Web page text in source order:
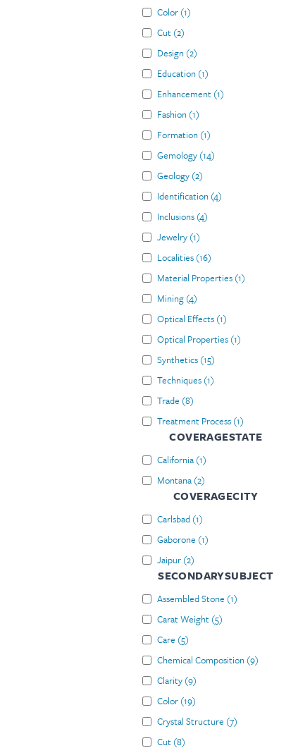
Color (1)
Cut (2)
Design (2)
Education (1)
Enhancement (1)
Fashion (1)
Formation (1)
Gemology (14)
Geology (2)
Identification (4)
Inclusions (4)
Jewelry (1)
Localities (16)
Material Properties (1)
Mining (4)
Optical Effects (1)
Optical Properties (1)
Synthetics (15)
Techniques (1)
Trade (8)
Treatment Process (1)
COVERAGESTATE
California (1)
Montana (2)
COVERAGECITY
Carlsbad (1)
Gaborone (1)
Jaipur (2)
SECONDARYSUBJECT
Assembled Stone (1)
Carat Weight (5)
Care (5)
Chemical Composition (9)
Clarity (9)
Color (19)
Crystal Structure (7)
Cut (8)